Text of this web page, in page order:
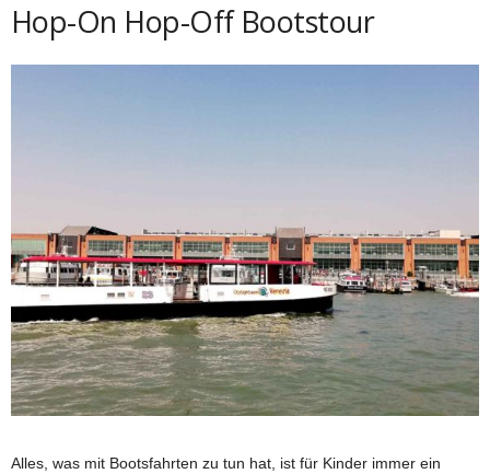
Hop-On Hop-Off Bootstour
Alles, was mit Bootsfahrten zu tun hat, ist für Kinder immer ein